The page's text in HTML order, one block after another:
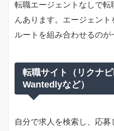
転職エージェントなしで転
んあります。エージェン
ルートを組み合わせるのが
転職サイト（リクナ
Wantedlyなど）
自分で求人を検索し、応